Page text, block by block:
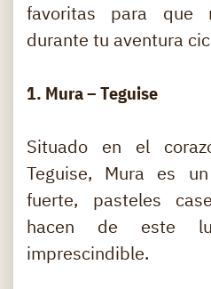
favoritas para que
durante tu aventura
1. Mura – Teguise
Situado en el
Teguise, Mura es
fuerte, pasteles
hacen de este
imprescindible.